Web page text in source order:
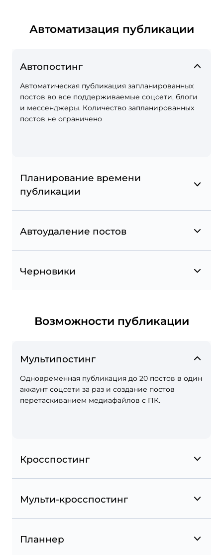
Шоппинг-теги в Instagram
Отмечайте свои товары в публикации, чтобы
Отмечайте места на карте при создании
публикациях.
Автоматизация публикации
Автопостинг
Автоматическая публикация запланированных
постов во все поддерживаемые соцсети, блоги
и мессенджеры. Количество запланированных
постов не ограничено
Планирование времени
публикации
Автоудаление постов
Черновики
Возможности публикации
Мультипостинг
Одновременная публикация до 20 постов в один
аккаунт соцсети за раз и создание постов
перетаскиванием медиафайлов с ПК.
Кросспостинг
Мульти-кросспостинг
Планнер